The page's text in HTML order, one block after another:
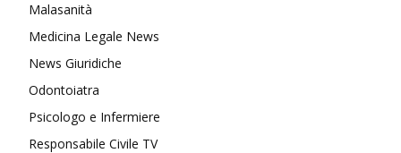
Malasanità
Medicina Legale News
News Giuridiche
Odontoiatra
Psicologo e Infermiere
Responsabile Civile TV